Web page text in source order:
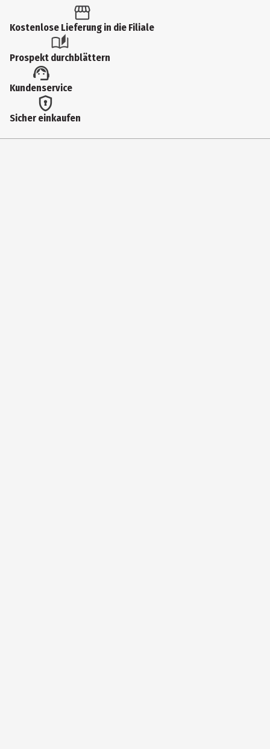
Produkttyp
Spiel- & Sammelfiguren
Altersempfehlung ab
14 Jahre
Artikelnummer des Herstellers
Kostenlose Lieferung in die Filiale
Prospekt durchblättern
Kundenservice
Sicher einkaufen